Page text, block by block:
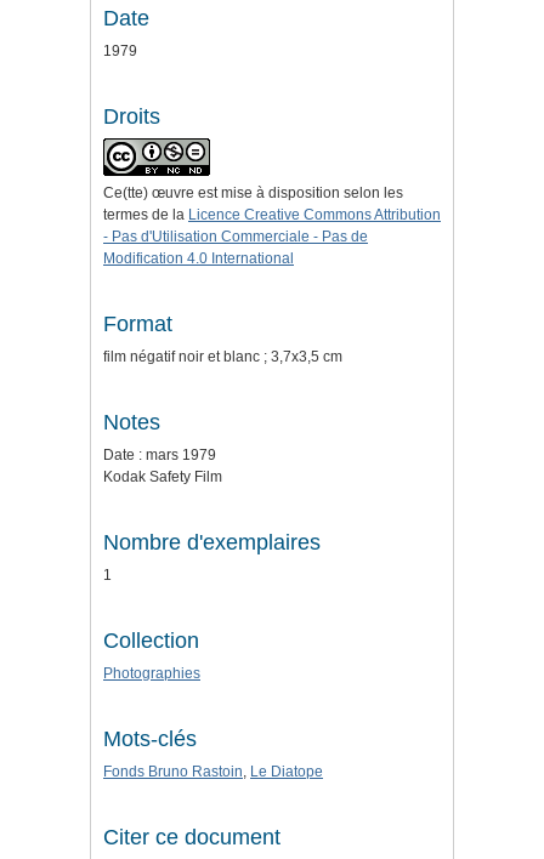
Date
1979
Droits
Ce(tte) œuvre est mise à disposition selon les
termes de la Licence Creative Commons Attribution
- Pas d'Utilisation Commerciale - Pas de
Modification 4.0 International
Format
film négatif noir et blanc ; 3,7x3,5 cm
Notes
Date : mars 1979
Kodak Safety Film
Nombre d'exemplaires
1
Collection
Photographies
Mots-clés
Fonds Bruno Rastoin, Le Diatope
Citer ce document